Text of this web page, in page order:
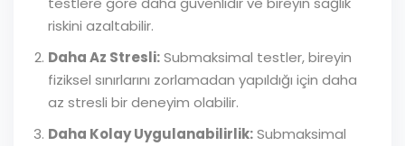
riskini azaltabilir.
Daha Az Stresli:Submaksimal testler, bireyin
fiziksel sınırlarını zorlamadan yapıldığı için daha
az stresli bir deneyim olabilir.
Daha Kolay Uygulanabilirlik:Submaksimal